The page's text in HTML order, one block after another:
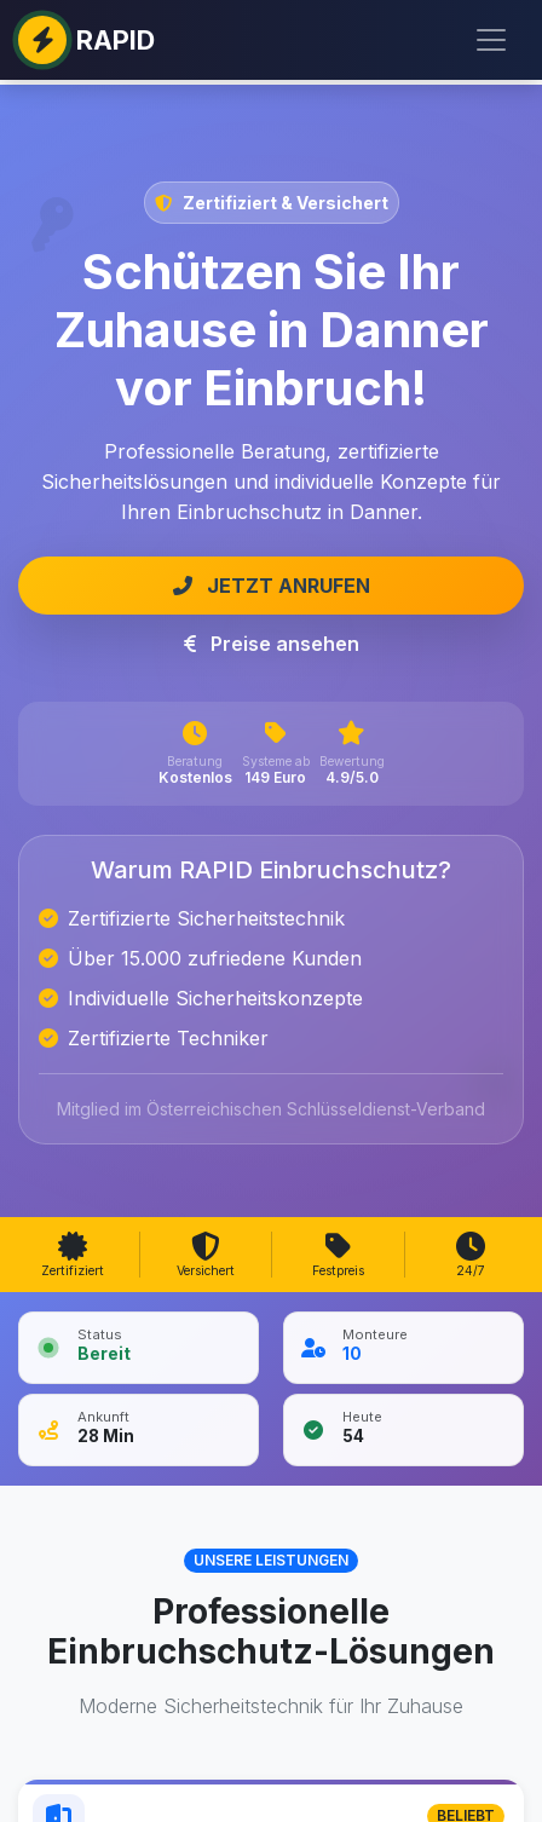
RAPID
Zertifiziert & Versichert
Schützen Sie Ihr
Zuhause in Danner
vor Einbruch!
Professionelle Beratung, zertifizierte
Sicherheitslösungen und individuelle Konzepte für
Ihren Einbruchschutz in Danner.
JETZT ANRUFEN
Preise ansehen
Beratung
Kostenlos
Systeme ab
149 Euro
Bewertung
4.9/5.0
Warum RAPID Einbruchschutz?
Zertifizierte Sicherheitstechnik
Über 15.000 zufriedene Kunden
Individuelle Sicherheitskonzepte
Zertifizierte Techniker
Mitglied im Österreichischen Schlüsseldienst-Verband
Zertifiziert Versichert Festpreis 24/7
Status
Bereit
Monteure
10
Ankunft
28 Min
Heute
54
UNSERE LEISTUNGEN
Professionelle
Einbruchschutz-Lösungen
Moderne Sicherheitstechnik für Ihr Zuhause
BELIEBT